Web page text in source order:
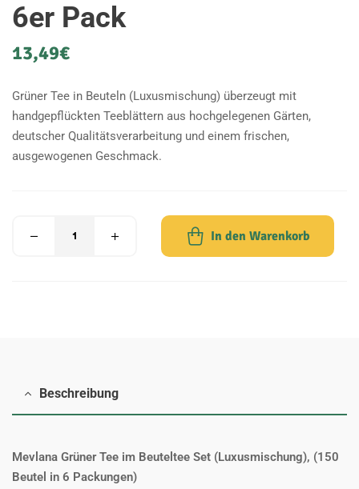
6er Pack
13,49€
Grüner Tee in Beuteln (Luxusmischung) überzeugt mit
handgepflückten Teeblättern aus hochgelegenen Gärten,
deutscher Qualitätsverarbeitung und einem frischen,
ausgewogenen Geschmack.
In den Warenkorb
Beschreibung
Mevlana Grüner Tee im Beuteltee Set (Luxusmischung), (150
Beutel in 6 Packungen)